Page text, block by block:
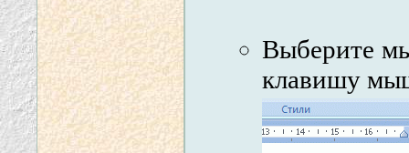
Выберите
клавишу